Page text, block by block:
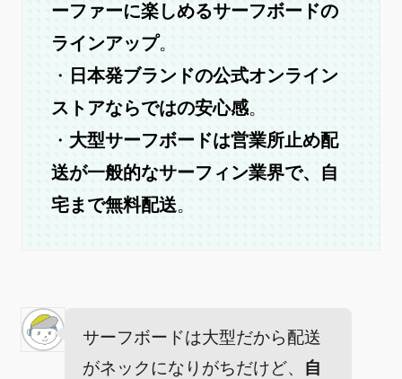
ーファーに楽しめるサーフボードの
ラインアップ。
・ 日本発ブランドの公式オンライン
ストアならではの安心感。
・ 大型サーフボードは営業所止め配
送が一般的なサーフィン業界で、自
宅まで無料配送。
サーフボードは大型だから配送
がネックになりがちだけど、 自